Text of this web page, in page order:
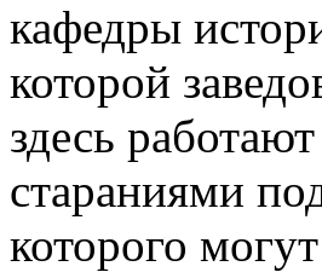
кафедры
которой
здесь
стараниями
которого